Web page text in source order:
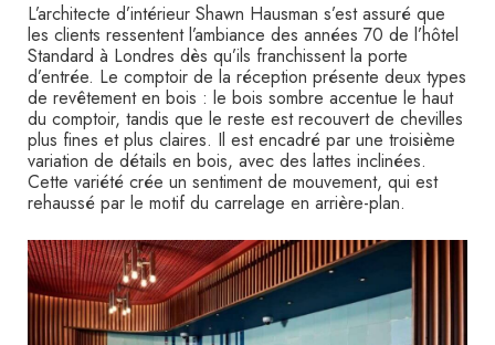
L’architecte d’intérieur Shawn Hausman s’est assuré que
les clients ressentent l’ambiance des années 70 de l’hôtel
Standard à Londres dès qu’ils franchissent la porte
d’entrée. Le comptoir de la réception présente deux types
de revêtement en bois : le bois sombre accentue le haut
du comptoir, tandis que le reste est recouvert de chevilles
plus fines et plus claires. Il est encadré par une troisième
variation de détails en bois, avec des lattes inclinées.
Cette variété crée un sentiment de mouvement, qui est
rehaussé par le motif du carrelage en arrière-plan.